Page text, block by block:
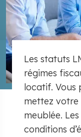
Les statuts
régimes
locatif. Vous
mettez votre
meublée.
conditions